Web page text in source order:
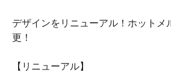
デザインをリニューアル！ホットメ
更！
【リニューアル】